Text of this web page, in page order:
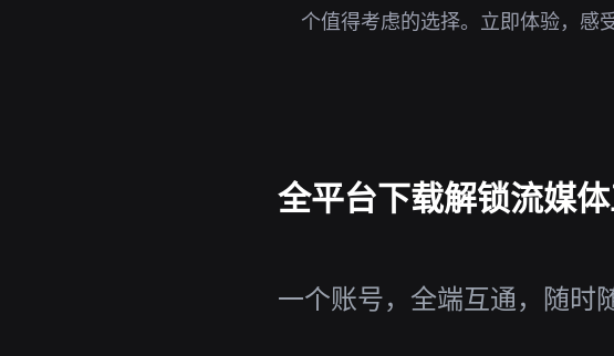
个值得考虑的选择。立即体验，感
全平台下载解锁流媒
一个账号，全端互通，随时